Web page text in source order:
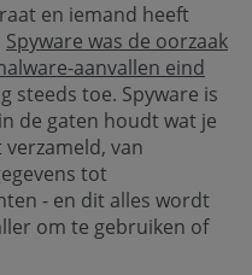
en iemand heeft
Spyware was de oorzaak
aanvallen eind
steeds toe. Spyware is
de gaten houdt wat je
van
tot
- en dit alles wordt
om te gebruiken of